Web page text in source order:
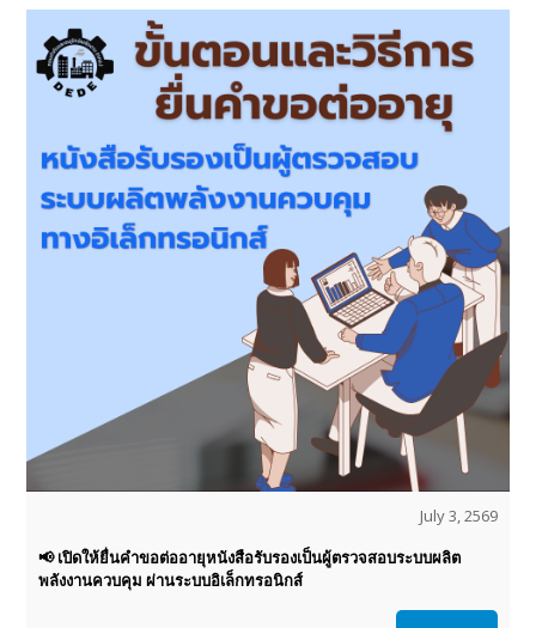
July 3, 2569
📢 เปิดให้ยื่นคำขอต่ออายุหนังสือรับรองเป็นผู้ตรวจสอบระบบผลิต
พลังงานควบคุม ผ่านระบบอิเล็กทรอนิกส์